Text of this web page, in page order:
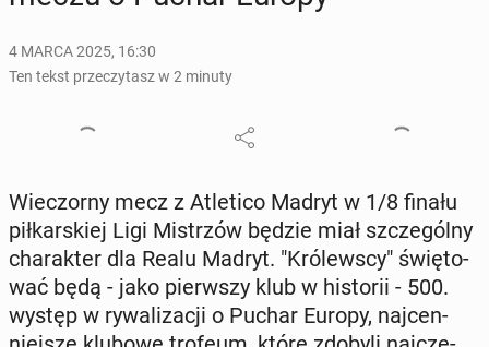
4 MARCA 2025, 16:30
Ten tekst przeczytasz w 2 minuty
Wie­czor­ny mecz z Atle­ti­co Madryt w 1/8 finału
pił­kar­skiej Ligi Mi­strzów będzie miał szcze­gól­ny
cha­rak­ter dla Realu Madryt. "Kró­lew­scy" świę­to­
wać będą - jako pierw­szy klub w hi­sto­rii - 500.
występ w ry­wa­li­za­cji o Puchar Europy, naj­cen­